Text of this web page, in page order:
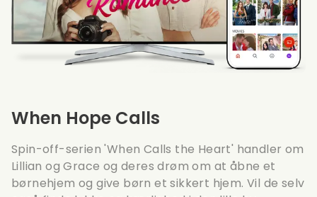
When Hope Calls
Spin-off-serien'When Calls the Heart' handler om
Lillian og Grace og deres drøm om at åbne et
børnehjem og give børn et sikkert hjem. Vil de selv